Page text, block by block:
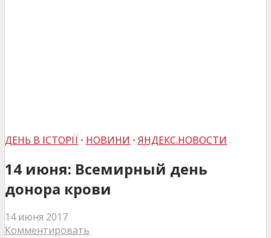
ДЕНЬ В ІСТОРІЇ • НОВИНИ • ЯНДЕКС.НОВОСТИ
14 июня: Всемирный день
донора крови
14 июня 2017
Комментировать